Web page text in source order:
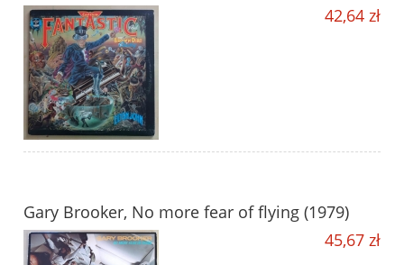
42,64 zł
Gary Brooker, No more fear of flying (1979)
45,67 zł